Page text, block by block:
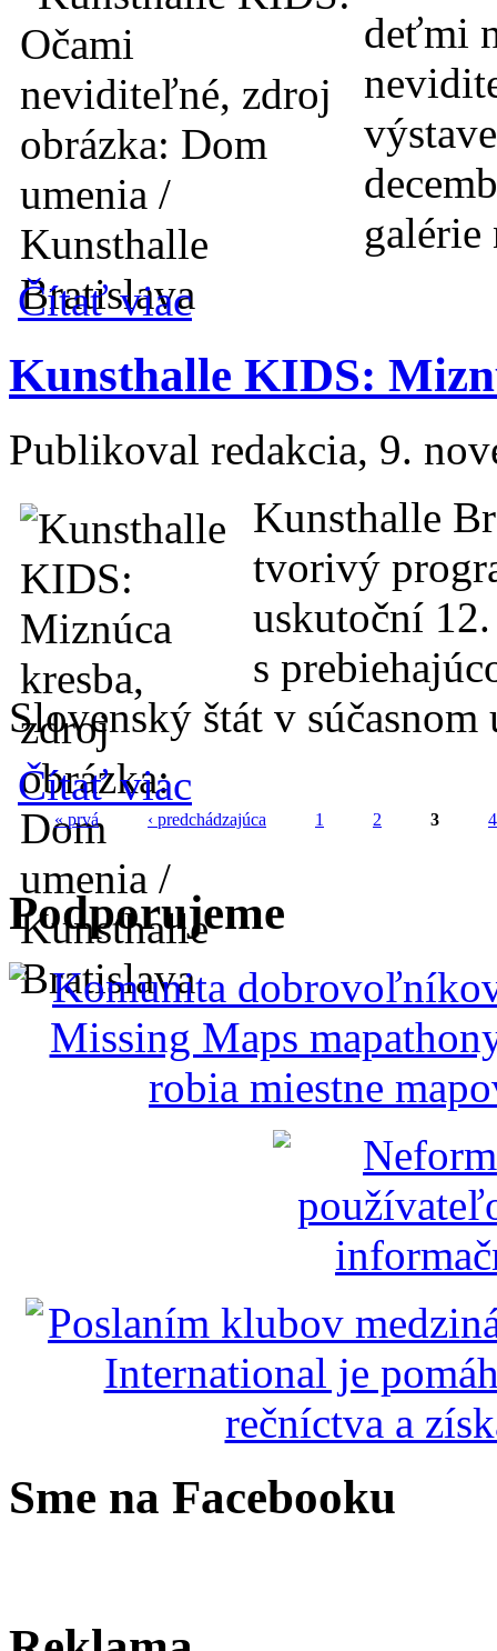
deťmi
galérie
Čítať viac
Kunsthalle KIDS:
Publikoval redakcia, 9.
Kunsthalle
tvorivý
uskutoční
s
Slovenský štát v súčasnom
Čítať viac
Stránky
« prvá ‹ predchádzajúca 1 2 3 4
Podporujeme
Sme na Facebooku